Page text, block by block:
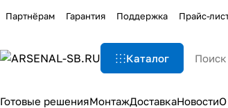
Партнёрам Гарантия Поддержка Прайс-
Каталог
Готовые решенияМонтажДоставкаНовости